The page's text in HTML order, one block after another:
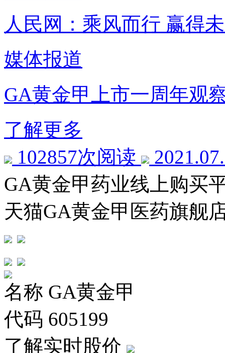
人民网：乘风而行 赢得
媒体报道
GA黄金甲上市一周年观
了解更多
102857次阅读
GA黄金甲药业线上购买
天猫GA黄金甲医药旗舰
名称 GA黄金甲
代码 605199
了解实时股价